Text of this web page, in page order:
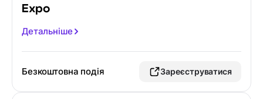
Expo
Детальніше
Безкоштовна подія Зареєструватися